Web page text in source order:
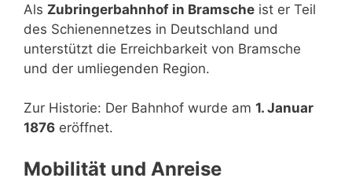
Als Zubringerbahnhof in Bramsche ist er Teil
des Schienennetzes in Deutschland und
unterstützt die Erreichbarkeit von Bramsche
und der umliegenden Region.
Zur Historie: Der Bahnhof wurde am 1. Januar
1876 eröffnet.
Mobilität und Anreise